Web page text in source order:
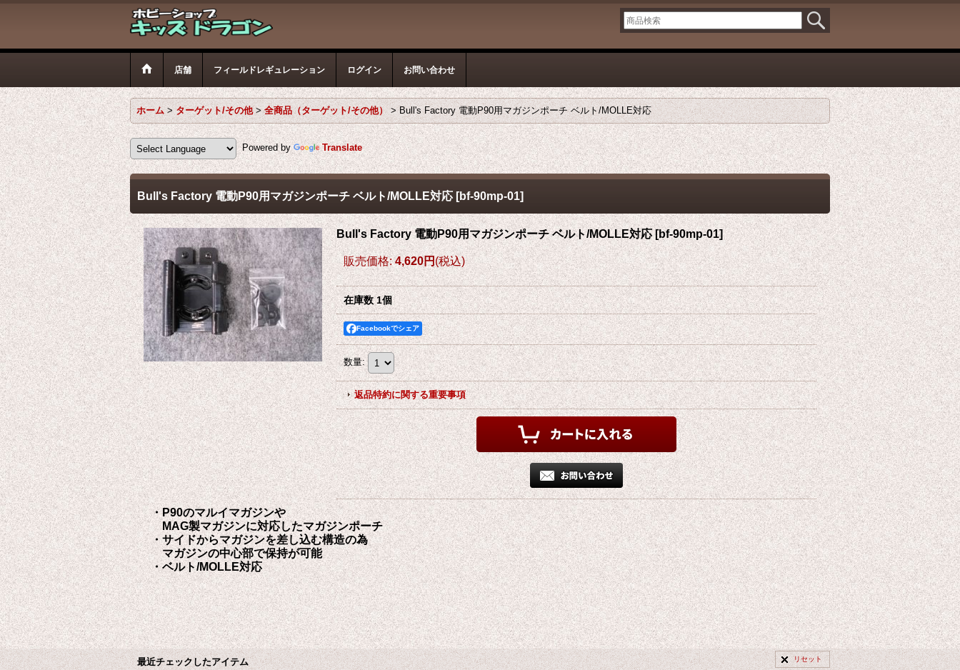
店舗 フィールドレギュレーション ログイン お問い合わせ
ホーム > ターゲット/その他 > 全商品（ターゲット/その他） > Bull's Factory 電動P90用マガジンポーチ ベルト/MOLLE対応
Powered by Translate
Bull's Factory 電動P90用マガジンポーチ ベルト/MOLLE対応 [bf-90mp-01]
Bull's Factory 電動P90用マガジンポーチ ベルト/MOLLE対応 [bf-90mp-01]
販売価格: 4,620円(税込)
在庫数 1個
Facebookでシェア
数量:
返品特約に関する重要事項
・P90のマルイマガジンや
MAG製マガジンに対応したマガジンポーチ
・サイドからマガジンを差し込む構造の為
マガジンの中心部で保持が可能
・ベルト/MOLLE対応
最近チェックしたアイテム リセット